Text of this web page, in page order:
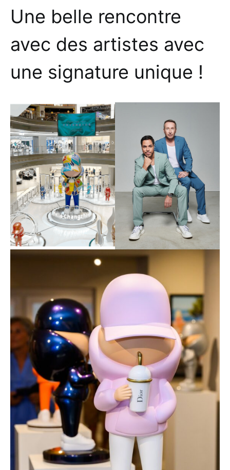
Une belle rencontre
avec des artistes avec
une signature unique !